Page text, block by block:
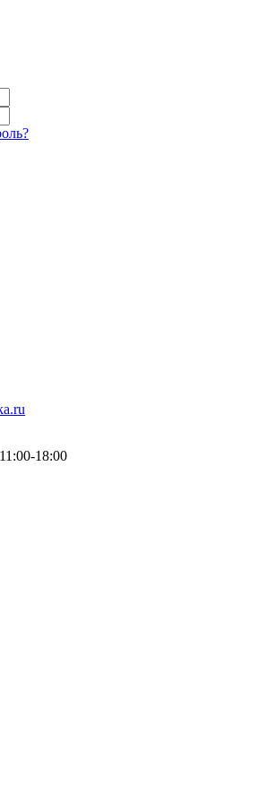
18:00